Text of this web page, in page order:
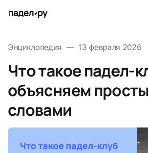
Энциклопедия — 13 февраля 2026
Что такое падел-
объясняем
словами